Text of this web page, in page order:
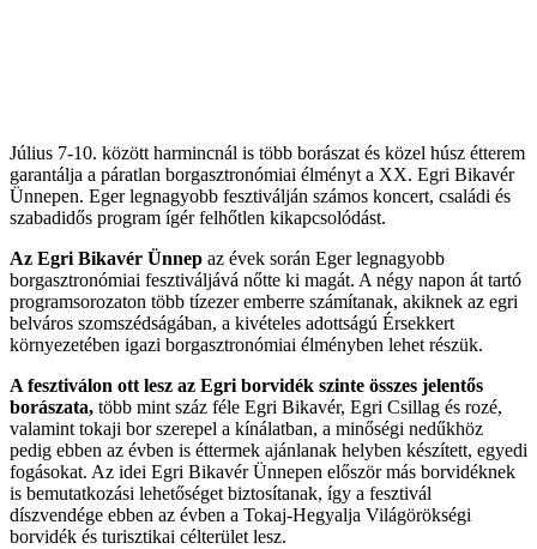
Július 7-10. között harmincnál is több borászat és közel húsz étterem
garantálja a páratlan borgasztronómiai élményt a XX. Egri Bikavér
Ünnepen. Eger legnagyobb fesztiválján számos koncert, családi és
szabadidős program ígér felhőtlen kikapcsolódást.
Az Egri Bikavér Ünnep az évek során Eger legnagyobb
borgasztronómiai fesztiváljává nőtte ki magát. A négy napon át tartó
programsorozaton több tízezer emberre számítanak, akiknek az egri
belváros szomszédságában, a kivételes adottságú Érsekkert
környezetében igazi borgasztronómiai élményben lehet részük.
A fesztiválon ott lesz az Egri borvidék szinte összes jelentős
borászata, több mint száz féle Egri Bikavér, Egri Csillag és rozé,
valamint tokaji bor szerepel a kínálatban, a minőségi nedűkhöz
pedig ebben az évben is éttermek ajánlanak helyben készített, egyedi
fogásokat. Az idei Egri Bikavér Ünnepen először más borvidéknek
is bemutatkozási lehetőséget biztosítanak, így a fesztivál
díszvendége ebben az évben a Tokaj-Hegyalja Világörökségi
borvidék és turisztikai célterület lesz.